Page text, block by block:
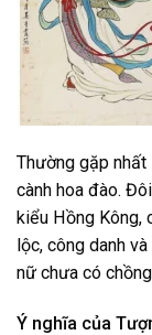
Thường gặp nhất
cành hoa đào.
kiểu Hồng Kông,
lộc, công danh
nữ chưa có
Ý nghĩa của